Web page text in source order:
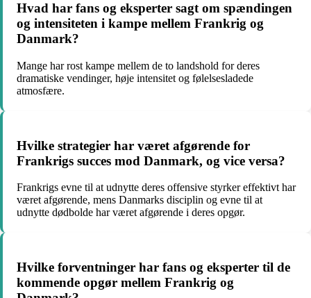
Hvad har fans og eksperter sagt om spændingen
og intensiteten i kampe mellem Frankrig og
Danmark?
Mange har rost kampe mellem de to landshold for deres
dramatiske vendinger, høje intensitet og følelsesladede
atmosfære.
Hvilke strategier har været afgørende for
Frankrigs succes mod Danmark, og vice versa?
Frankrigs evne til at udnytte deres offensive styrker effektivt har
været afgørende, mens Danmarks disciplin og evne til at
udnytte dødbolde har været afgørende i deres opgør.
Hvilke forventninger har fans og eksperter til de
kommende opgør mellem Frankrig og